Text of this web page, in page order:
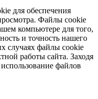
для обеспечения
Файлы cookie
компьютере для того,
и точность нашего
случаях файлы cookie
работы сайта. Заходя
файлов